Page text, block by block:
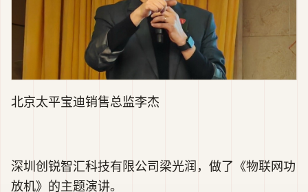
北京太平宝迪销售总监李杰
深圳创锐智汇科技有限公司梁光润，做了《物联网功
放机》的主题演讲。